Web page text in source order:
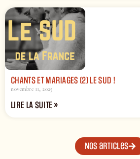
CHANTS ET MARIAGES (2) LE SUD !
novembre 11, 2025
LIRE LA SUITE »
Nos articles